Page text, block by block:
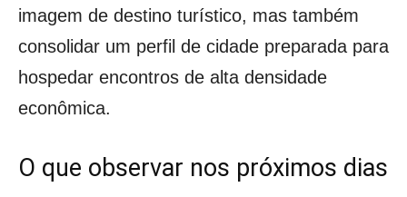
imagem de destino turístico, mas também
consolidar um perfil de cidade preparada para
hospedar encontros de alta densidade
econômica.
O que observar nos próximos dias